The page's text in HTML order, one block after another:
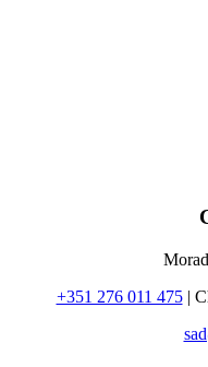
+351 276 011 475|